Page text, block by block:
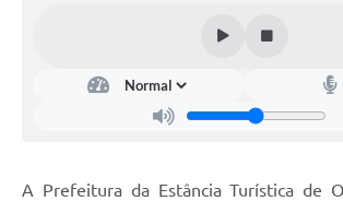
A Prefeitura da Estância Turística de